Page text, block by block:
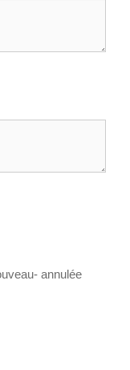
annulée